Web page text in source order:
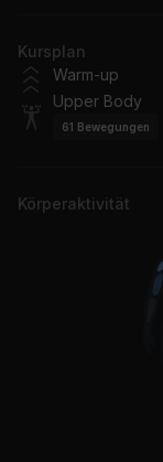
Raise the
Ty Dolla
Stop It (feat.
It's Goin'
Number
Kursplan
Warm-up
Upper Body
61 Bewegungen
Körperaktivität